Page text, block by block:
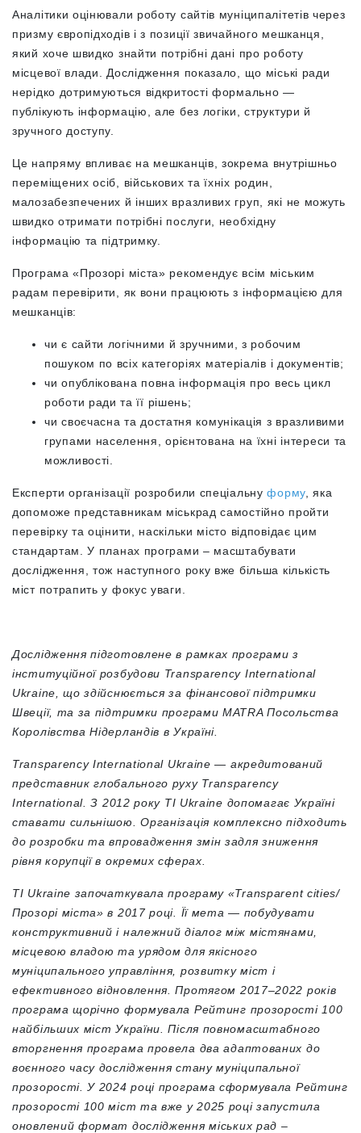
Аналітики оцінювали роботу сайтів муніципалітетів через
призму європідходів і з позиції звичайного мешканця,
який хоче швидко знайти потрібні дані про роботу
місцевої влади. Дослідження показало, що міські ради
нерідко дотримуються відкритості формально —
публікують інформацію, але без логіки, структури й
зручного доступу.
Це напряму впливає на мешканців, зокрема внутрішньо
переміщених осіб, військових та їхніх родин,
малозабезпечених й інших вразливих груп, які не можуть
швидко отримати потрібні послуги, необхідну
інформацію та підтримку.
Програма «Прозорі міста» рекомендує всім міським
радам перевірити, як вони працюють з інформацією для
мешканців:
чи є сайти логічними й зручними, з робочим
пошуком по всіх категоріях матеріалів і документів;
чи опублікована повна інформація про весь цикл
роботи ради та її рішень;
чи своєчасна та достатня комунікація з вразливими
групами населення, орієнтована на їхні інтереси та
можливості.
Експерти організації розробили спеціальнуформу, яка
допоможе представникам міськрад самостійно пройти
перевірку та оцінити, наскільки місто відповідає цим
стандартам. У планах програми – масштабувати
дослідження, тож наступного року вже більша кількість
міст потрапить у фокус уваги.
Дослідження підготовлене в рамках програми з
інституційної розбудови Transparency International
Ukraine, що здійснюється за фінансової підтримки
Швеції, та за підтримки програми MATRA Посольства
Королівства Нідерландів в Україні.
Transparency International Ukraine — акредитований
представник глобального руху Transparency
International. З 2012 року TI Ukraine допомагає Україні
ставати сильнішою. Організація комплексно підходить
до розробки та впровадження змін задля зниження
рівня корупції в окремих сферах.
ТІ Ukraine започаткувала програму «Transparent cities/
Прозорі міста» в 2017 році. Її мета — побудувати
конструктивний і належний діалог між містянами,
місцевою владою та урядом для якісного
муніципального управління, розвитку міст і
ефективного відновлення. Протягом 2017–2022 років
програма щорічно формувала Рейтинг прозорості 100
найбільших міст України. Після повномасштабного
вторгнення програма провела два адаптованих до
воєнного часу дослідження стану муніципальної
прозорості. У 2024 році програма сформувала Рейтинг
прозорості 100 міст та вже у 2025 році запустила
оновлений формат дослідження міських рад –